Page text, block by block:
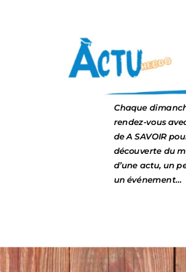
Chaque
rendez-vous
de A SAVOIR
découverte du
d’une actu, un
un événement…